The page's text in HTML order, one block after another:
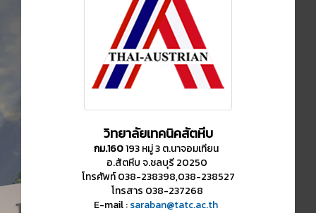
วิทยาลัยเทคนิคสัตหีบ
กม.160193 หมู่ 3 ต.นาจอมเทียน
อ.สัตหีบ จ.ชลบุรี 20250
โทรศัพท์ 038-238398,038-238527
โทรสาร 038-237268
E-mail :saraban@tatc.ac.th